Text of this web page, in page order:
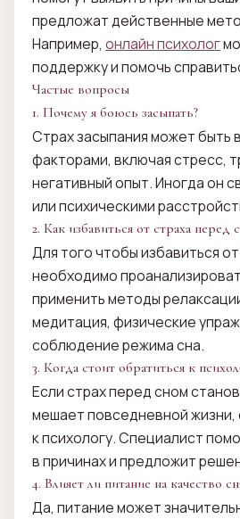
предложат действенные
Например, онлайн психолог
поддержку и помочь
Частые вопросы
1. Почему я боюсь засыпать?
Страх засыпания может быть
факторами, включая стресс,
негативный опыт. Иногда он
или психическими
2. Как избавиться от страха перед
Для того чтобы избавиться
необходимо
применить методы
медитация, физические
соблюдение режима сна.
3. Когда стоит обратиться к
Если страх перед сном
мешает повседневной жизни,
к психологу. Специалист
в причинах и предложит
4. Влияет ли питание на качество
Да, питание может